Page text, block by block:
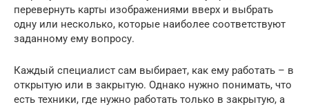
перевернуть карты изображениями вверх и выбрать
одну или несколько, которые наиболее соответствуют
заданному ему вопросу.
Каждый специалист сам выбирает, как ему работать – в
открытую или в закрытую. Однако нужно понимать, что
есть техники, где нужно работать только в закрытую, а